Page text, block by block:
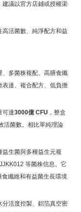
議以官方店鋪或授權渠
活菌數、純淨配方和益
多菌株複配、高膳食纖
達、複合配方、低負擔
可達3000億 CFU ，整盒
活菌數。相比單純理論
生菌與多種益生元複
等菌株信息。它
纖維和有益菌生長環境
活度控製、鋁箔真空密